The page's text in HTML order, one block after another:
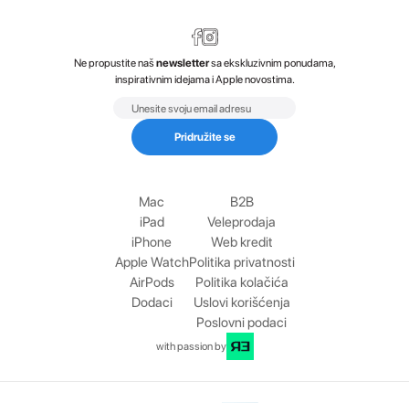
Ne propustite našnewslettersa ekskluzivnim ponudama,
inspirativnim idejama i Apple novostima.
Pridružite se
Mac
iPad
iPhone
Apple Watch
AirPods
Dodaci
B2B
Veleprodaja
Web kredit
Politika privatnosti
Politika kolačića
Uslovi korišćenja
Poslovni podaci
with passion by